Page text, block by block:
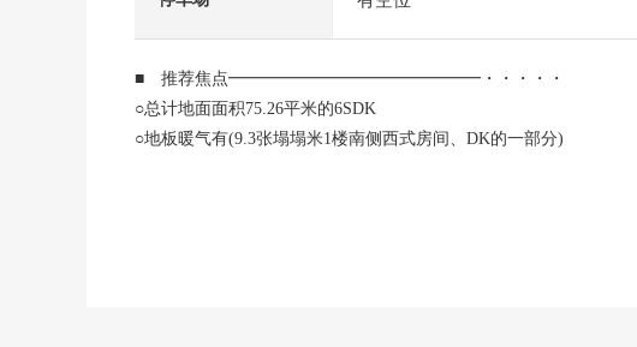
■ 推荐焦点━━━━━━━━━━━━━━━・・・・・
○总计地面面积75.26平米的6SDK
○地板暖气有(9.3张塌塌米1楼南侧西式房间、DK的一部分)